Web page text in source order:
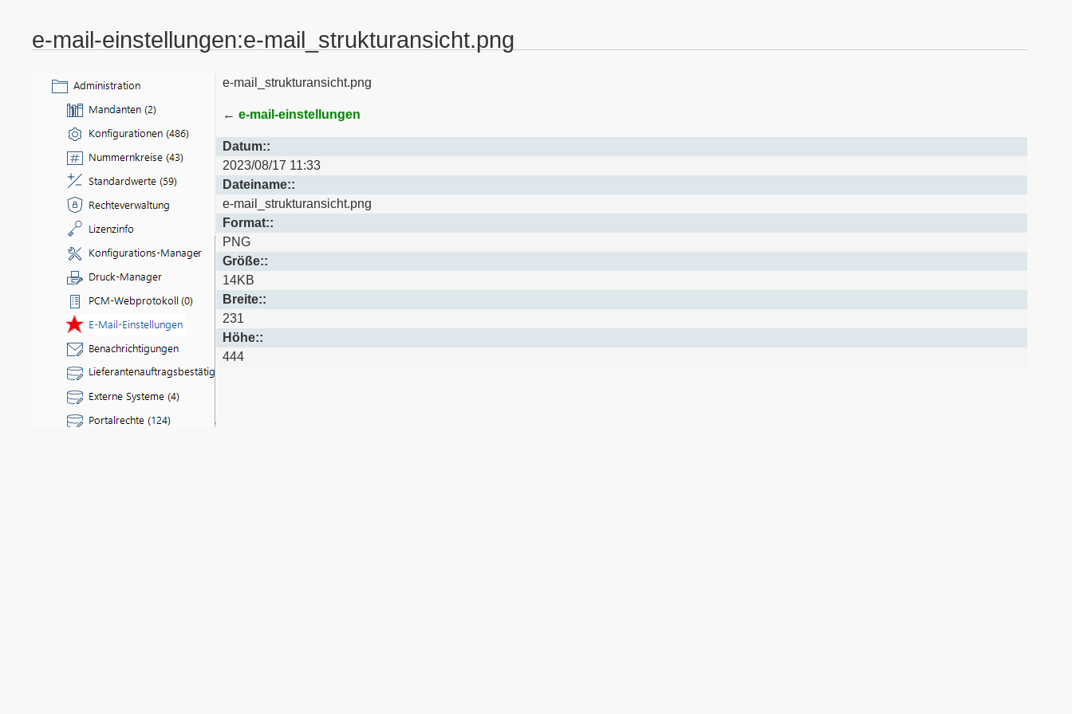
e-mail-einstellungen:e-mail_strukturansicht.png
e-mail_strukturansicht.png
← e-mail-einstellungen
Datum::
2023/08/17 11:33
Dateiname::
e-mail_strukturansicht.png
Format::
PNG
Größe::
14KB
Breite::
231
Höhe::
444